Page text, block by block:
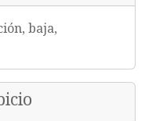
baja,